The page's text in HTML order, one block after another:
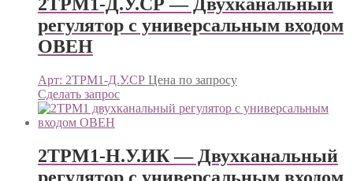
регулятор с универсальным входом
ОВЕН
Арт: 2ТРМ1-Д.У.СР Цена по запросу
Сделать запрос
2ТРМ1-Н.У.ИК — Двухканальный